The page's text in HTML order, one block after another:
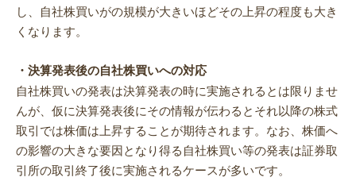
し、自社株買いがの規模が大きいほどその上昇の程度も大き
くなります。
・決算発表後の自社株買いへの対応
自社株買いの発表は決算発表の時に実施されるとは限りませ
んが、仮に決算発表後にその情報が伝わるとそれ以降の株式
取引では株価は上昇することが期待されます。なお、株価へ
の影響の大きな要因となり得る自社株買い等の発表は証券取
引所の取引終了後に実施されるケースが多いです。